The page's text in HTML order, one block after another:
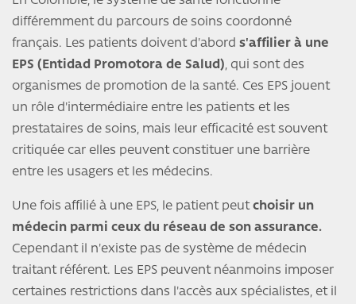
différemment du parcours de soins coordonné
français. Les patients doivent d'abord s'affilier à une
EPS (Entidad Promotora de Salud), qui sont des
organismes de promotion de la santé. Ces EPS jouent
un rôle d'intermédiaire entre les patients et les
prestataires de soins, mais leur efficacité est souvent
critiquée car elles peuvent constituer une barrière
entre les usagers et les médecins.
Une fois affilié à une EPS, le patient peutchoisir un
médecin parmi ceux du réseau de son assurance.
Cependant il n'existe pas de système de médecin
traitant référent. Les EPS peuvent néanmoins imposer
certaines restrictions dans l'accès aux spécialistes, et il